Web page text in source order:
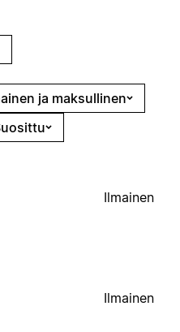
ja maksullinen
Ilmainen
Ilmainen